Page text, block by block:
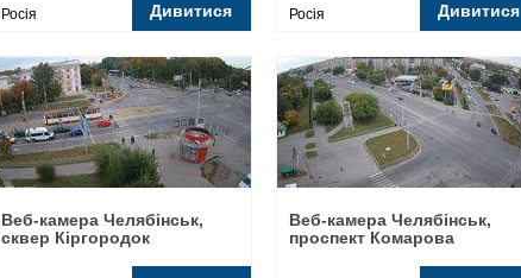
Росія Дивитися Росія Дивитися
Веб-камера Челябінськ,
сквер Кіргородок
Веб-камера Челябінськ,
проспект Комарова